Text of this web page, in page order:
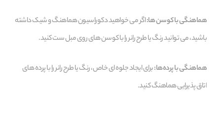
هماهنگی با کوسن‌ ها:اگر می‌ خواهید دکوراسیون هماهنگ و شیک داشته
باشید، می‌ توانید رنگ یا طرح رانر را با کوسن‌ های روی مبل ست کنید.
هماهنگی با پرده‌ها:برای ایجاد جلوه‌ ای خاص، رنگ یا طرح رانر را با پرده‌ های
اتاق پذیرایی هماهنگ کنید.